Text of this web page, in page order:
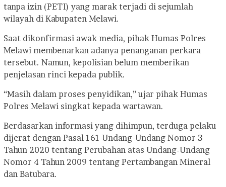
tanpa izin (PETI) yang marak terjadi di sejumlah
wilayah di Kabupaten Melawi.
Saat dikonfirmasi awak media, pihak Humas Polres
Melawi membenarkan adanya penanganan perkara
tersebut. Namun, kepolisian belum memberikan
penjelasan rinci kepada publik.
“Masih dalam proses penyidikan,” ujar pihak Humas
Polres Melawi singkat kepada wartawan.
Berdasarkan informasi yang dihimpun, terduga pelaku
dijerat dengan Pasal 161 Undang-Undang Nomor 3
Tahun 2020 tentang Perubahan atas Undang-Undang
Nomor 4 Tahun 2009 tentang Pertambangan Mineral
dan Batubara.